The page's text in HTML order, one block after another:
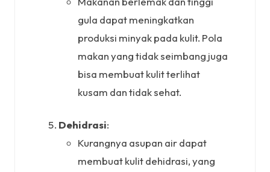
gula dapat meningkatkan
produksi minyak pada kulit. Pola
makan yang tidak seimbang juga
bisa membuat kulit terlihat
kusam dan tidak sehat.
Dehidrasi:
Kurangnya asupan air dapat
membuat kulit dehidrasi, yang